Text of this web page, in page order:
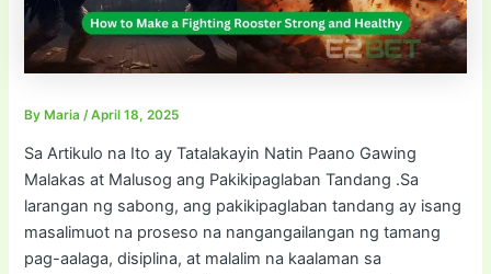
ByMaria /April 18, 2025
Sa Artikulo na Ito ay Tatalakayin Natin Paano Gawing
Malakas at Malusog ang Pakikipaglaban Tandang .Sa
larangan ng sabong, ang pakikipaglaban tandang ay isang
masalimuot na proseso na nangangailangan ng tamang
pag-aalaga, disiplina, at malalim na kaalaman sa